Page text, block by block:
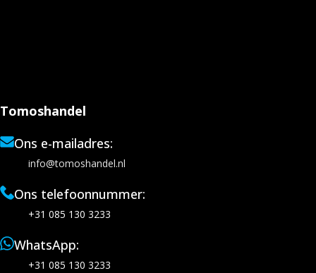
Tomoshandel
Ons e-mailadres:
info@tomoshandel.nl
Ons telefoonnummer:
+31 085 130 3233
WhatsApp:
+31 085 130 3233